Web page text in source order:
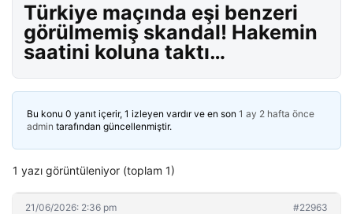
Türkiye maçında eşi benzeri
görülmemiş skandal! Hakemin
saatini koluna taktı…
Bu konu 0 yanıt içerir, 1 izleyen vardır ve en son 1 ay 2 hafta önce
admin tarafından güncellenmiştir.
1 yazı görüntüleniyor (toplam 1)
21/06/2026: 2:36 pm #22963